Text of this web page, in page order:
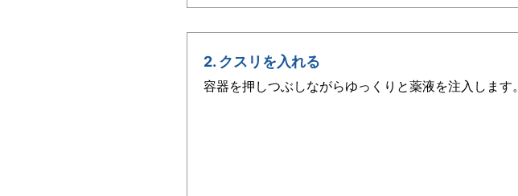
2. クスリを入れる
容器を押しつぶしながらゆっくりと薬液を注入します。